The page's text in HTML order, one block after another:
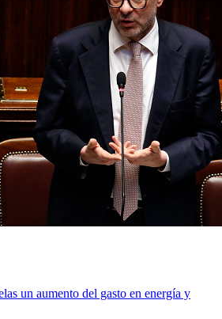
un aumento del gasto en energía y